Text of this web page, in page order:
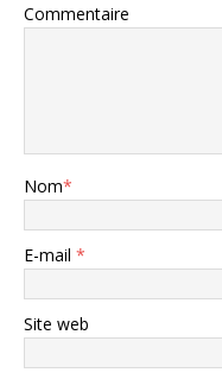
Commentaire
Nom*
E-mail *
Site web